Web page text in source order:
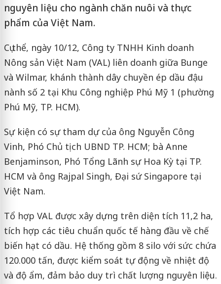
nguyên liệu cho ngành chăn nuôi và thực
phẩm của Việt Nam.
Cụ thể, ngày 10/12, Công ty TNHH Kinh doanh
Nông sản Việt Nam (VAL) liên doanh giữa Bunge
và Wilmar, khánh thành dây chuyền ép dầu đậu
nành số 2 tại Khu Công nghiệp Phú Mỹ 1 (phường
Phú Mỹ, TP. HCM).
Sự kiện có sự tham dự của ông Nguyễn Công
Vinh, Phó Chủ tịch UBND TP. HCM; bà Anne
Benjaminson, Phó Tổng Lãnh sự Hoa Kỳ tại TP.
HCM và ông Rajpal Singh, Đại sứ Singapore tại
Việt Nam.
Tổ hợp VAL được xây dựng trên diện tích 11,2 ha,
tích hợp các tiêu chuẩn quốc tế hàng đầu về chế
biến hạt có dầu. Hệ thống gồm 8 silo với sức chứa
120.000 tấn, được kiểm soát tự động về nhiệt độ
và độ ẩm, đảm bảo duy trì chất lượng nguyên liệu.